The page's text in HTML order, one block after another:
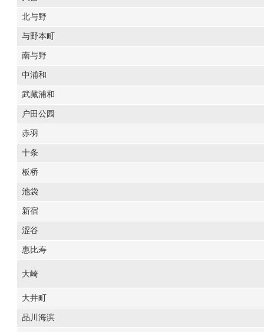
北与野
与野本町
南与野
中浦和
武藏浦和
户田公园
赤羽
十条
板桥
池袋
新宿
涩谷
惠比寿
大崎
大井町
品川海滨